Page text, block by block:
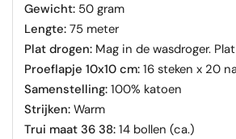
Gewicht:50 gram
Lengte:75 meter
Plat drogen:Mag in de wasdroger.
Proeflapje 10x10 cm:16 steken x 20
Samenstelling:100% katoen
Strijken:Warm
Trui maat 36 38:14 bollen (ca.)